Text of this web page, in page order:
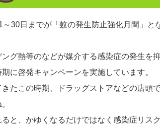
～30日までが「蚊の発生防止強化月間」と
グ熱等のなどが媒介する感染症の発生を
に啓発キャンペーンを実施しています。
たこの時期、ドラッグストアなどの店頭
ると、かゆくなるだけではなく感染症リス